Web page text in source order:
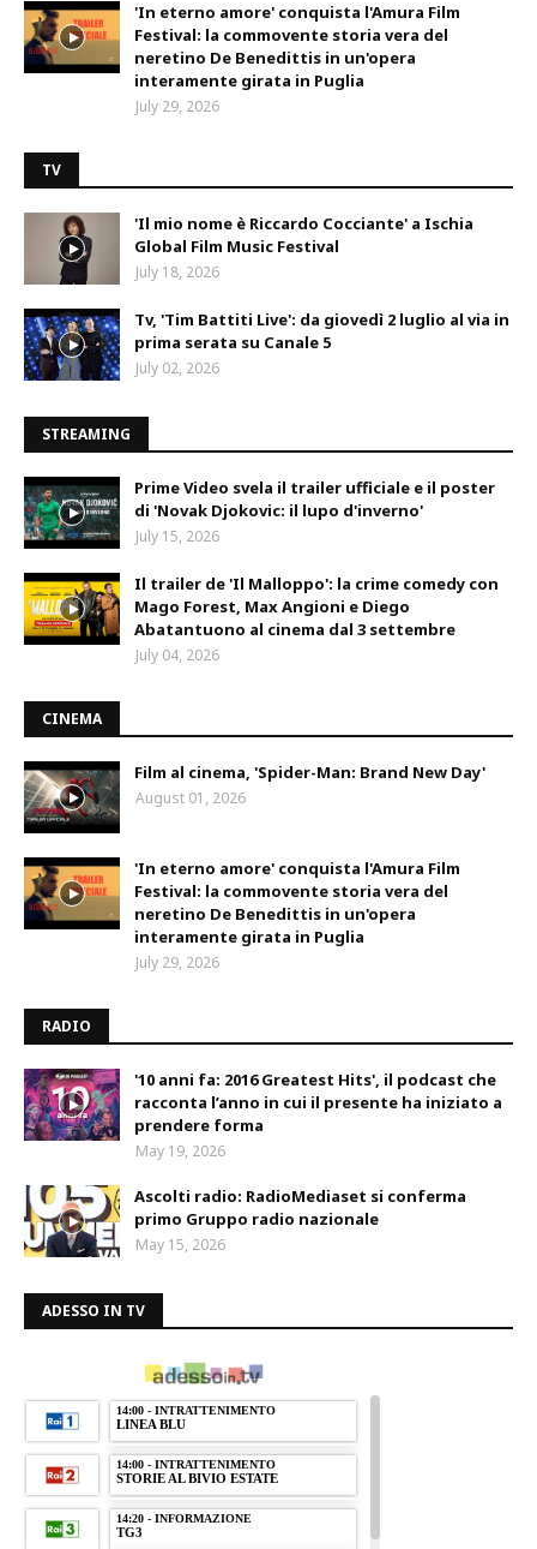
'In eterno amore' conquista l'Amura Film
Festival: la commovente storia vera del
neretino De Benedittis in un'opera
interamente girata in Puglia
July 29, 2026
TV
'Il mio nome è Riccardo Cocciante' a Ischia
Global Film Music Festival
July 18, 2026
Tv, 'Tim Battiti Live': da giovedì 2 luglio al via in
prima serata su Canale 5
July 02, 2026
STREAMING
Prime Video svela il trailer ufficiale e il poster
di 'Novak Djokovic: il lupo d'inverno'
July 15, 2026
Il trailer de 'Il Malloppo': la crime comedy con
Mago Forest, Max Angioni e Diego
Abatantuono al cinema dal 3 settembre
July 04, 2026
CINEMA
Film al cinema, 'Spider-Man: Brand New Day'
August 01, 2026
'In eterno amore' conquista l'Amura Film
Festival: la commovente storia vera del
neretino De Benedittis in un'opera
interamente girata in Puglia
July 29, 2026
RADIO
'10 anni fa: 2016 Greatest Hits', il podcast che
racconta l’anno in cui il presente ha iniziato a
prendere forma
May 19, 2026
Ascolti radio: RadioMediaset si conferma
primo Gruppo radio nazionale
May 15, 2026
ADESSO IN TV